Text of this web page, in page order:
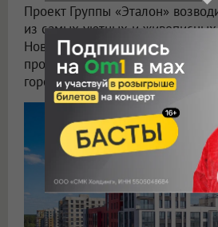
Проект Группы «Эталон»
из самых уютных и живописных
Новосибирской области.
проекта позволяет ему
городской среды и загородной